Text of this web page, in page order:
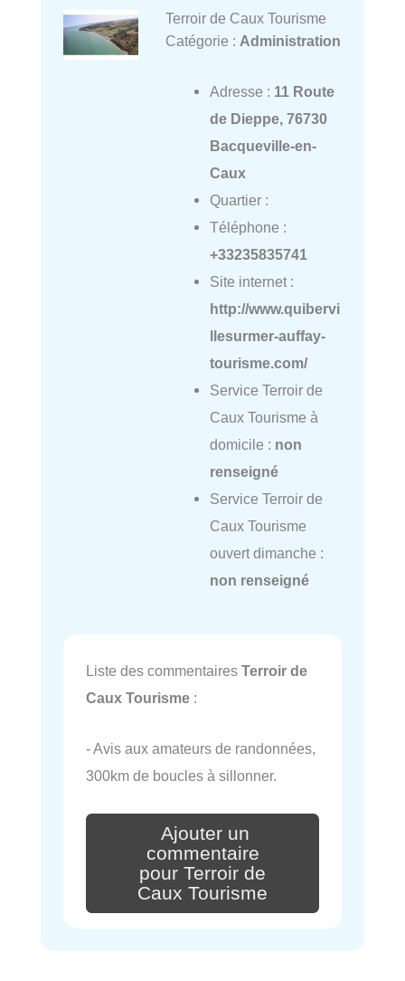
Terroir de Caux Tourisme
Catégorie : Administration
Adresse : 11 Route
de Dieppe, 76730
Bacqueville-en-
Caux
Quartier :
Téléphone :
+33235835741
Site internet :
http://www.quibervi
llesurmer-auffay-
tourisme.com/
Service Terroir de
Caux Tourisme à
domicile : non
renseigné
Service Terroir de
Caux Tourisme
ouvert dimanche :
non renseigné
Liste des commentaires Terroir de
Caux Tourisme :
- Avis aux amateurs de randonnées,
300km de boucles à sillonner.
Ajouter un
commentaire
pour Terroir de
Caux Tourisme